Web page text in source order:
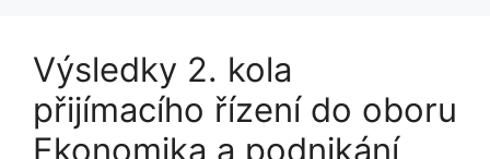
Výsledky 2. kola
přijímacího řízení do oboru
Ekonomika a podnikání